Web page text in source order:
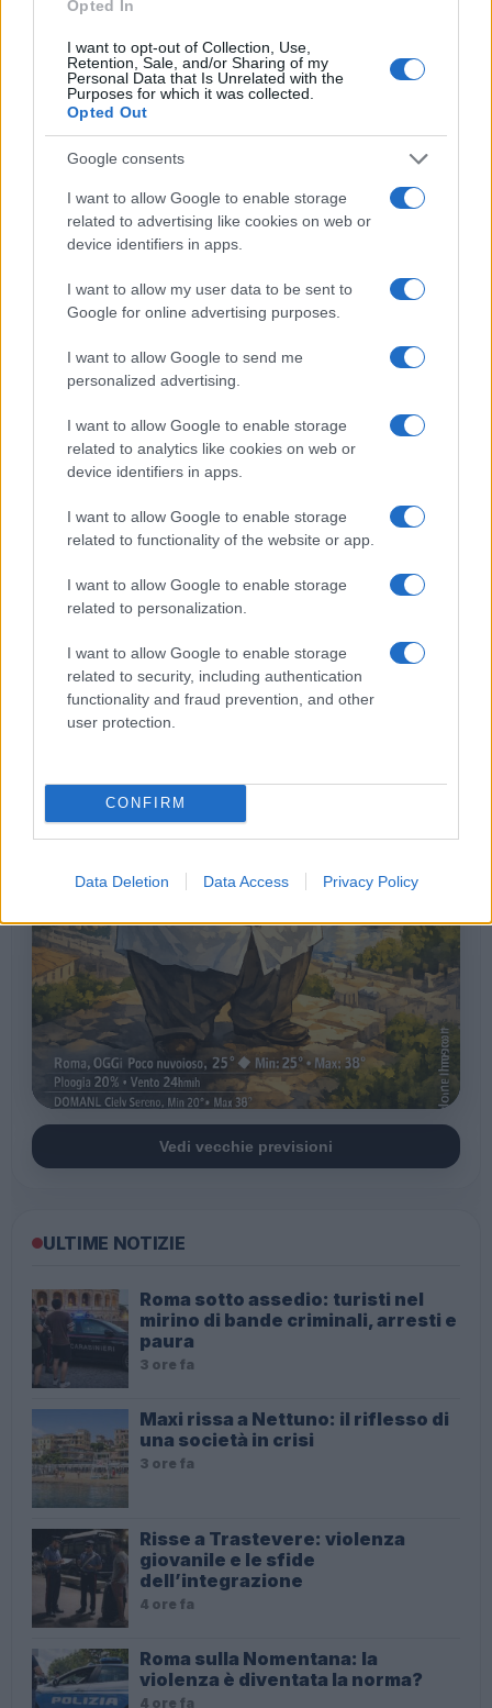
Opted In
I want to opt-out of Collection, Use,
Retention, Sale, and/or Sharing of my
Personal Data that Is Unrelated with the
Purposes for which it was collected.
Opted Out
Google consents
I want to allow Google to enable storage
related to advertising like cookies on web or
device identifiers in apps.
I want to allow my user data to be sent to
Google for online advertising purposes.
I want to allow Google to send me
personalized advertising.
I want to allow Google to enable storage
related to analytics like cookies on web or
device identifiers in apps.
I want to allow Google to enable storage
related to functionality of the website or app.
I want to allow Google to enable storage
related to personalization.
I want to allow Google to enable storage
related to security, including authentication
functionality and fraud prevention, and other
user protection.
CONFIRM
Data Deletion Data Access Privacy Policy
aspetta un martedì da leoni
Meteo: arriva il caldo africano, fino a 37° su mezza
LE PREVISIONI
Storie meteo di oggi
Le Previsioni
Vedi vecchie previsioni
ULTIME NOTIZIE
Roma sotto assedio: turisti nel
mirino di bande criminali, arresti e
paura
3 ore fa
Maxi rissa a Nettuno: il riflesso di
una società in crisi
3 ore fa
Risse a Trastevere: violenza
giovanile e le sfide
dell’integrazione
4 ore fa
Roma sulla Nomentana: la
violenza è diventata la norma?
4 ore fa